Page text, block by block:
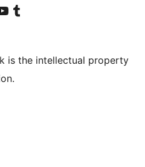
LinkedIn
account
our YouTube channel
Visit our Tumblr account
is the intellectual property